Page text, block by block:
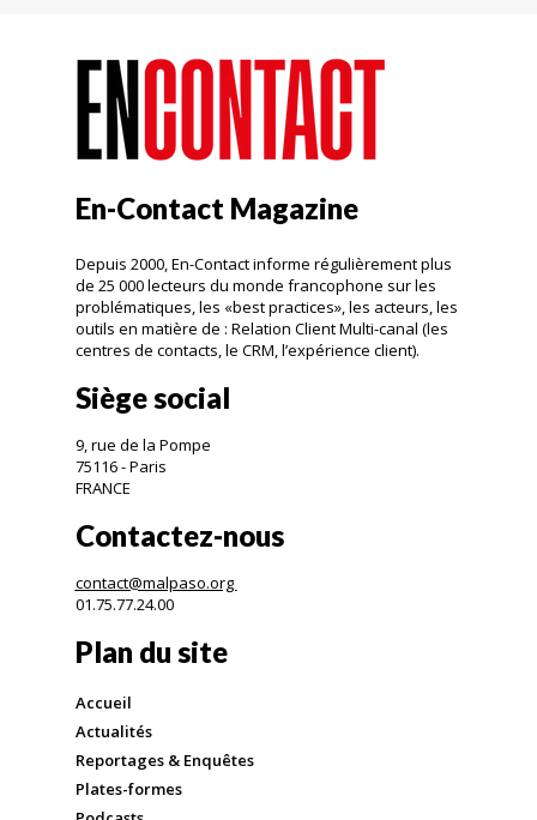
En-Contact Magazine
Depuis 2000, En-Contact informe régulièrement plus
de 25 000 lecteurs du monde francophone sur les
problématiques, les «best practices», les acteurs, les
outils en matière de : Relation Client Multi-canal (les
centres de contacts, le CRM, l’expérience client).
Siège social
9, rue de la Pompe
75116 - Paris
FRANCE
Contactez-nous
contact@malpaso.org
01.75.77.24.00
Plan du site
Accueil
Actualités
Reportages & Enquêtes
Plates-formes